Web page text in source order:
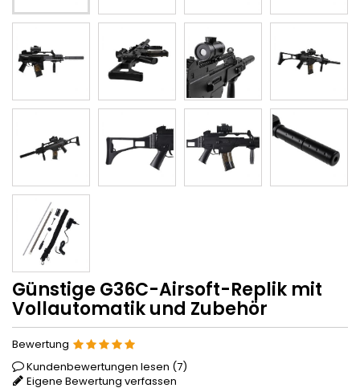
Günstige G36C-Airsoft-Replik mit
Vollautomatik und Zubehör
Bewertung
Kundenbewertungen lesen (7)
Eigene Bewertung verfassen